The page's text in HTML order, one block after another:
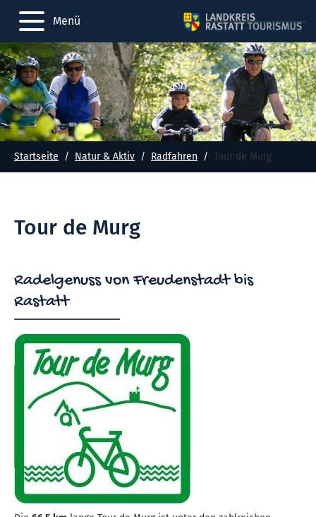
Menü
Startseite Natur & Aktiv Radfahren Tour de Murg
Tour de Murg
Radelgenuss von Freudenstadt bis
Rastatt